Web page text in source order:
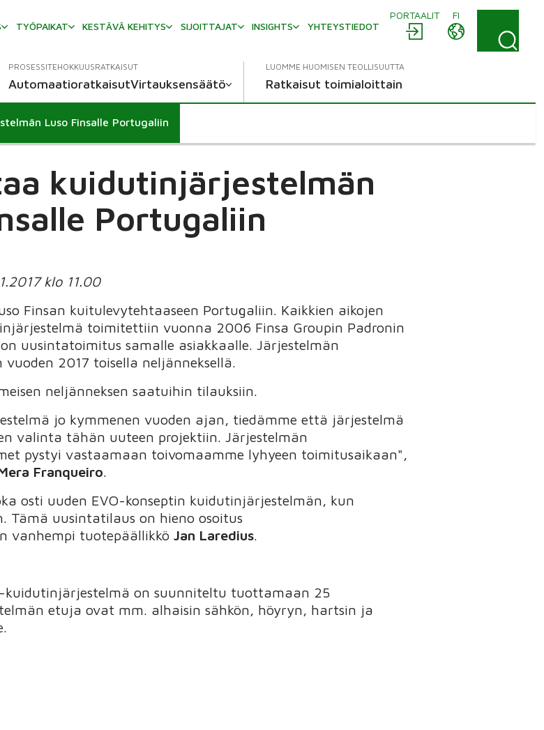
PORTAALIT
FI
TYÖPAIKAT KESTÄVÄ KEHITYS SIJOITTAJAT INSIGHTS YHTEYSTIEDOT
PROSESSITEHOKKUUSRATKAISUT
AutomaatioratkaisutVirtauksensäätö
LUOMME HUOMISEN TEOLLISUUTTA
Ratkaisut toimialoittain
Luso Finsalle Portugaliin
kuidutinjärjestelmän
Portugaliin
klo 11.00
Finsan kuitulevytehtaaseen Portugaliin. Kaikkien aikojen
toimitettiin vuonna 2006 Finsa Groupin Padronin
uusintatoimitus samalle asiakkaalle. Järjestelmän
2017 toisella neljänneksellä.
neljänneksen saatuihin tilauksiin.
jo kymmenen vuoden ajan, tiedämme että järjestelmä
valinta tähän uuteen projektiin. Järjestelmän
pystyi vastaamaan toivomaamme lyhyeen toimitusaikaan",
Franqueiro
osti uuden EVO-konseptin kuidutinjärjestelmän, kun
Tämä uusintatilaus on hieno osoitus
vanhempi tuotepäällikköJan Laredius
on suunniteltu tuottamaan 25
etuja ovat mm. alhaisin sähkön, höyryn, hartsin ja